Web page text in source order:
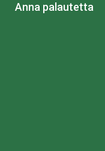
Anna palautetta